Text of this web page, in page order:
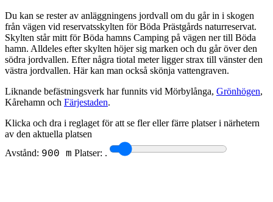
Du kan se rester av anläggningens jordvall om du går in i skogen
från vägen vid reservatsskylten för Böda Prästgårds naturreservat.
Skylten står mitt för Böda hamns Camping på vägen ner till Böda
hamn. Alldeles efter skylten höjer sig marken och du går över den
södra jordvallen. Efter några tiotal meter ligger strax till vänster den
västra jordvallen. Här kan man också skönja vattengraven.
Liknande befästningsverk har funnits vid Mörbylånga, Grönhögen,
Kårehamn och Färjestaden.
Klicka och dra i reglaget för att se fler eller färre platser i närhetern
av den aktuella platsen
Avstånd: 900 m Platser: .